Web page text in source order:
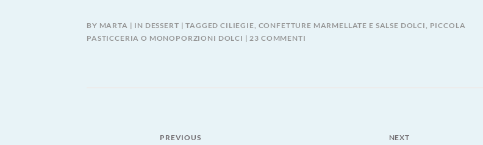
BY MARTA IN DESSERT TAGGEDCILIEGIE, CONFETTURE MARMELLATE E SALSE DOLCI, PICCOLA
PASTICCERIA O MONOPORZIONI DOLCI
23 COMMENTI
NavigazionePREVIOUS NEXT